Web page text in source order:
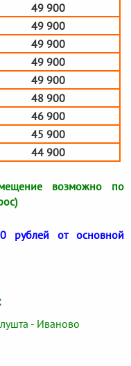
49 900
49 900
49 900
49 900
49 900
48 900
46 900
45 900
44 900
возможно по
рублей от основной
- Иваново